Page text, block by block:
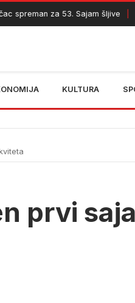
spreman za 53. Sajam šljive
KULTURA
prvi